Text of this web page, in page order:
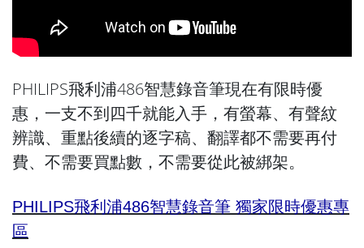
PHILIPS飛利浦486智慧錄音筆現在有限時優
惠，一支不到四千就能入手，有螢幕、有聲紋
辨識、重點後續的逐字稿、翻譯都不需要再付
費、不需要買點數，不需要從此被綁架。
PHILIPS飛利浦486智慧錄音筆 獨家限時優惠專
區